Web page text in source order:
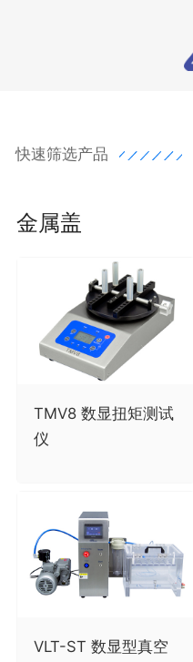
快速筛选产品
金属盖
TMV8 数显扭矩测试
仪
VLT-ST 数显型真空